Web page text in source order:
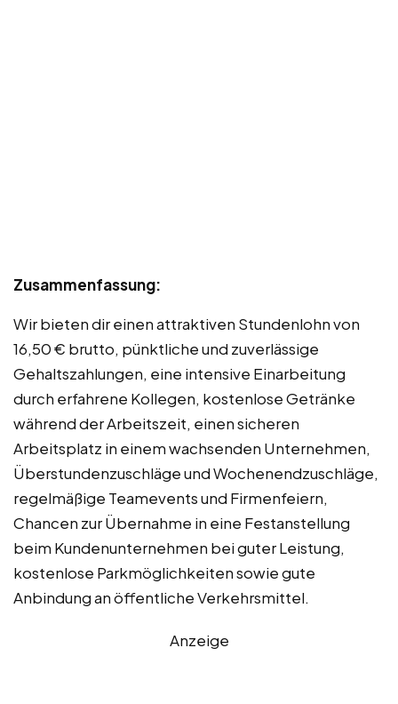
Zusammenfassung:
Wir bieten dir einen attraktiven Stundenlohn von
16,50 € brutto, pünktliche und zuverlässige
Gehaltszahlungen, eine intensive Einarbeitung
durch erfahrene Kollegen, kostenlose Getränke
während der Arbeitszeit, einen sicheren
Arbeitsplatz in einem wachsenden Unternehmen,
Überstundenzuschläge und Wochenendzuschläge,
regelmäßige Teamevents und Firmenfeiern,
Chancen zur Übernahme in eine Festanstellung
beim Kundenunternehmen bei guter Leistung,
kostenlose Parkmöglichkeiten sowie gute
Anbindung an öffentliche Verkehrsmittel.
Anzeige